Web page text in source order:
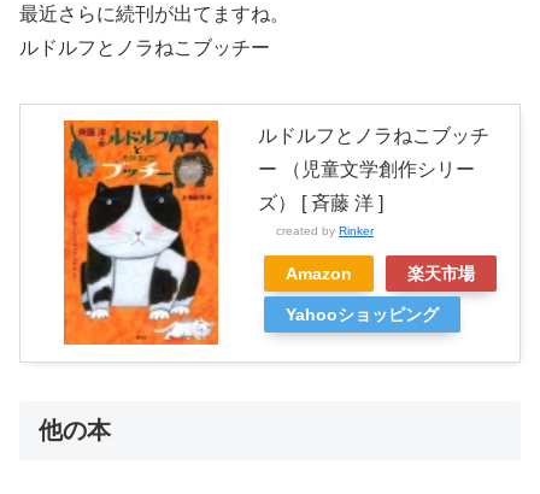
最近さらに続刊が出てますね。
ルドルフとノラねこブッチー
ルドルフとノラねこブッチ
ー （児童文学創作シリー
ズ） [ 斉藤 洋 ]
created by Rinker
Amazon 楽天市場
Yahooショッピング
他の本